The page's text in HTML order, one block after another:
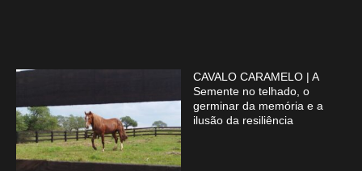
CAVALO CARAMELO | A
Semente no telhado, o
germinar da memória e a
ilusão da resiliência